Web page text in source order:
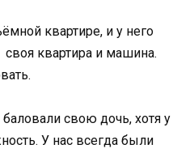
квартире, и у него
своя квартира и машина.
свою дочь, хотя у
У нас всегда были